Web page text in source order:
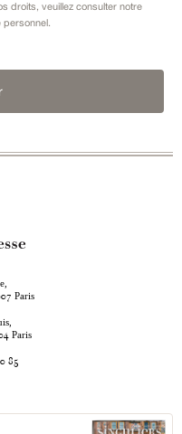
droits, veuillez consulter notre
.
Paris
Paris
85